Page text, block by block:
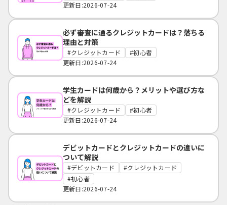
更新日:2026-07-24
必ず審査に通るクレジットカードは？落ちる
理由と対策
クレジットカード
初心者
更新日:2026-07-24
学生カードは何歳から？メリットや選び方な
どを解説
クレジットカード
初心者
更新日:2026-07-24
デビットカードとクレジットカードの違いに
ついて解説
デビットカード
クレジットカード
初心者
更新日:2026-07-24